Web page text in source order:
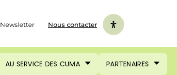
Newsletter Nous contacter
AU SERVICE DES CUMA PARTENAIRES